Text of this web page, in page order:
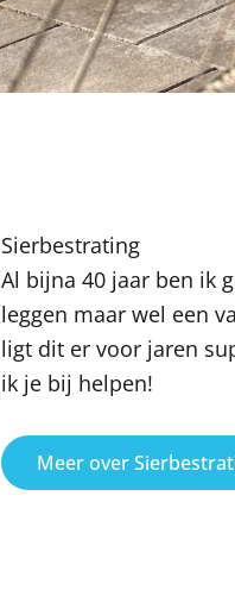
Sierbestrating
Al bijna 40 jaar ben ik
leggen maar wel een
ligt dit er voor jaren
ik je bij helpen!
Meer over